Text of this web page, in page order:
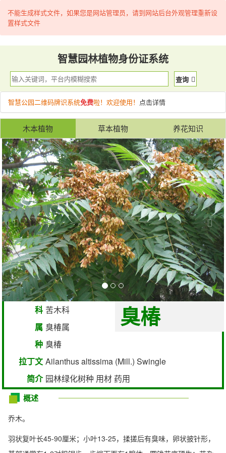
不能生成样式文件，如果您是网站管理员，请到网站后台外观管理重新设
置样式文件
智慧园林植物身份证系统
查询
智慧公园二维码牌识系统免费啦！欢迎使用！ 点击详情
木本植物 草本植物 养花知识
臭椿
科 苦木科
属 臭椿属
种 臭椿
拉丁文 Ailanthus altissima (Mill.) Swingle
简介 园林绿化树种 用材 药用
概述
乔木。
羽状复叶长45-90厘米；小叶13-25，揉搓后有臭味，卵状披针形，